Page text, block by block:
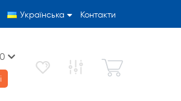
Українська Контакти